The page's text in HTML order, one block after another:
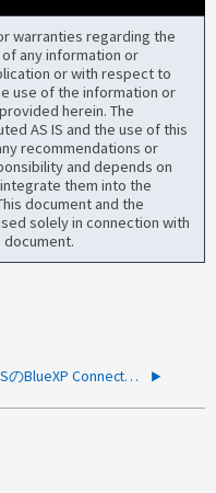
warranties regarding the
any information or
or with respect to
use of the information or
herein. The
AS IS and the use of this
recommendations or
and depends on
them into the
document and the
solely in connection with
AWSのBlueXP ConnectorにIAMロールを追加できない